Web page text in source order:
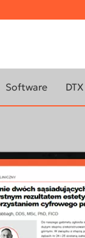
Software
OBRAZOWANIA
DTX Studio™
IS ScanFlow
IS Model